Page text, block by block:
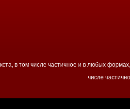
в том числе частичное и в любых
числе